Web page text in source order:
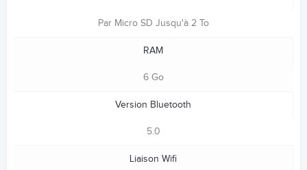
Par Micro SD Jusqu'à 2 To
RAM
6 Go
Version Bluetooth
5.0
Liaison Wifi